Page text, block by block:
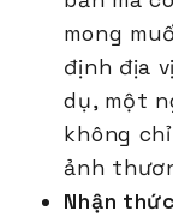
mong
định địa
dụ, một
không
ảnh
Nhận thức